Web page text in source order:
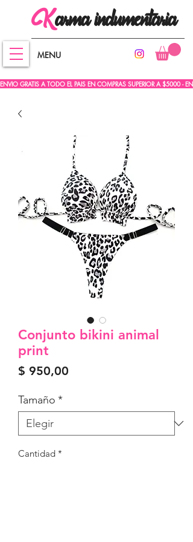
arma
K indumentaria
MENU
ENVIO GRATIS A TODO EL PAIS EN COMPRAS SUPERIOR A $5000 -
Conjunto bikini animal
print
$ 950,00
Tamaño *
Cantidad *